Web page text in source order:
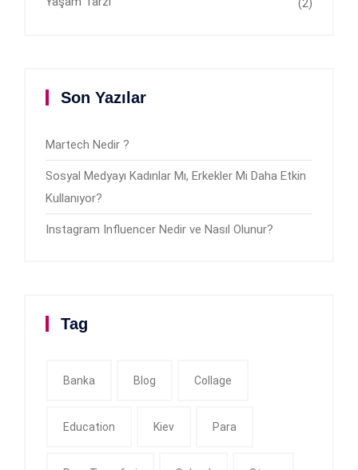
(2)
Son Yazılar
Martech Nedir ?
Sosyal Medyayı Kadınlar Mı, Erkekler Mi Daha Etkin
Kullanıyor?
Instagram Influencer Nedir ve Nasıl Olunur?
Tag
Banka Blog Collage
Education Kiev Para